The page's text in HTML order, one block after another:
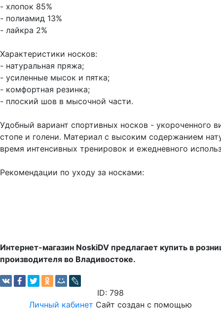
- хлопок 85%
- полиамид 13%
- лайкра 2%
Характеристики носков:
- натуральная пряжа;
- усиленные мысок и пятка;
- комфортная резинка;
- плоский шов в мысочной части.
Удобный вариант спортивных носков - укороченного
стопе и голени. Материал с высоким содержанием
время интенсивных тренировок и ежедневного
Рекомендации по уходу за носками:
Интернет-магазин NoskiDV предлагает купить в
производителя во Владивостоке.
ID: 798
Личный кабинет Сайт создан с помощью